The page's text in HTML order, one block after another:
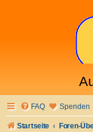
FAQ Spenden
Startseite Foren-